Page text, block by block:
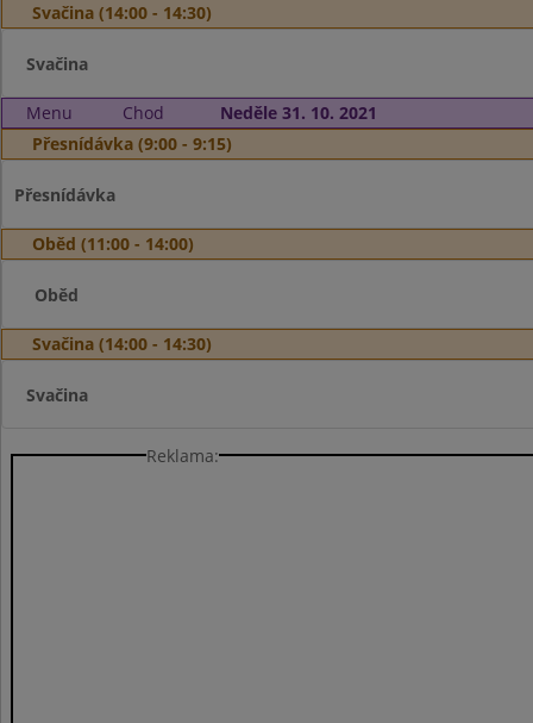
Svačina (14:00 - 14:30)
Svačina
Menu Chod
Neděle 31. 10. 2021
Přesnídávka (9:00 - 9:15)
Přesnídávka
Oběd (11:00 - 14:00)
Oběd
Svačina (14:00 - 14:30)
Svačina
Reklama: